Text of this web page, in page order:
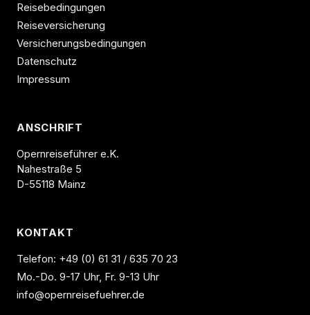
Reisebedingungen
Reiseversicherung
Versicherungsbedingungen
Datenschutz
Impressum
ANSCHRIFT
Opernreiseführer e.K.
Nahestraße 5
D-55118 Mainz
KONTAKT
Telefon: +49 (0) 61 31 / 635 70 23
Mo.-Do. 9-17 Uhr, Fr. 9-13 Uhr
info@opernreisefuehrer.de